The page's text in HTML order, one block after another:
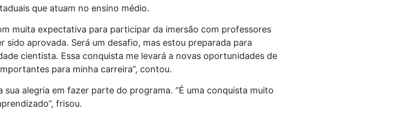
que atuam no ensino médio.
muita expectativa para participar da imersão com professores
sido aprovada. Será um desafio, mas estou preparada para
cientista. Essa conquista me levará a novas oportunidades de
para minha carreira”, contou.
sua alegria em fazer parte do programa. “É uma conquista muito
frisou.